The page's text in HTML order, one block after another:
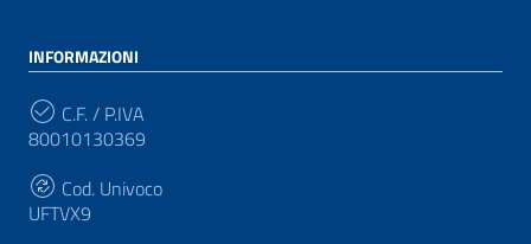
INFORMAZIONI
C.F. / P.IVA
80010130369
Cod. Univoco
UFTVX9